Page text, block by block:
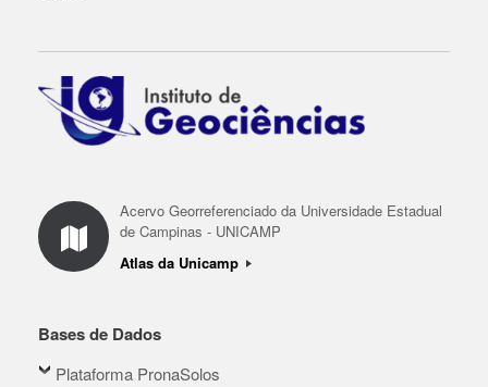
Acervo Georreferenciado da Universidade Estadual
de Campinas - UNICAMP
Atlas da Unicamp
Bases de Dados
Plataforma PronaSolos